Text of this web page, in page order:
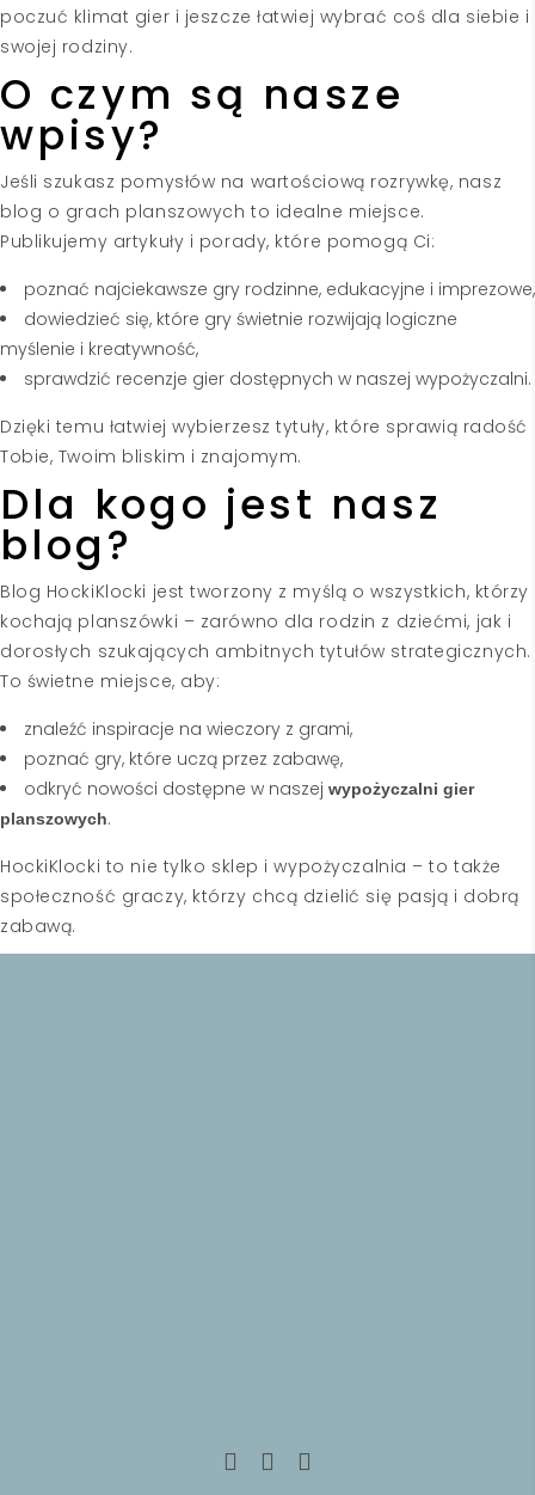
poczuć klimat gier i jeszcze łatwiej wybrać coś dla siebie i
swojej rodziny.
O czym są nasze
wpisy?
Jeśli szukasz pomysłów na wartościową rozrywkę, nasz
blog o grach planszowych to idealne miejsce.
Publikujemy artykuły i porady, które pomogą Ci:
poznać najciekawsze gry rodzinne, edukacyjne i imprezowe,
dowiedzieć się, które gry świetnie rozwijają logiczne
myślenie i kreatywność,
sprawdzić recenzje gier dostępnych w naszej wypożyczalni.
Dzięki temu łatwiej wybierzesz tytuły, które sprawią radość
Tobie, Twoim bliskim i znajomym.
Dla kogo jest nasz
blog?
Blog HockiKlocki jest tworzony z myślą o wszystkich, którzy
kochają planszówki – zarówno dla rodzin z dziećmi, jak i
dorosłych szukających ambitnych tytułów strategicznych.
To świetne miejsce, aby:
znaleźć inspiracje na wieczory z grami,
poznać gry, które uczą przez zabawę,
odkryć nowości dostępne w naszej wypożyczalni gier
planszowych.
HockiKlocki to nie tylko sklep iwypożyczalnia – to także
społeczność graczy, którzy chcą dzielić się pasją i dobrą
zabawą.